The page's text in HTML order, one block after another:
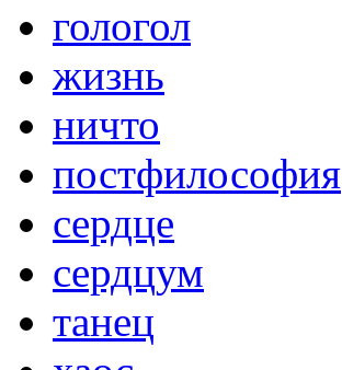
гологол
жизнь
ничто
постфилософия
сердце
сердцум
танец